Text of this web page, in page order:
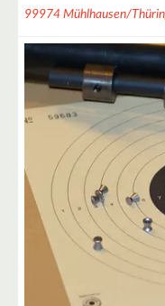
99974 Mühlhausen/
6
13